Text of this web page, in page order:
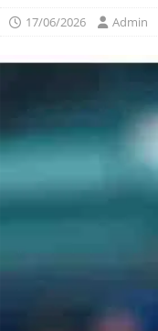
17/06/2026 Admin